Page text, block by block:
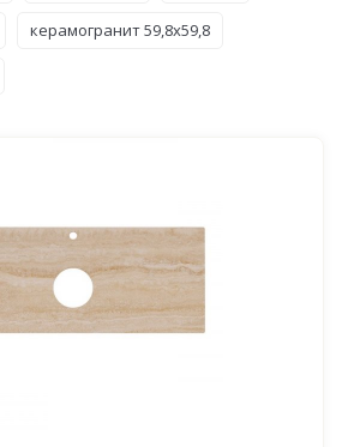
керамогранит 59,8x59,8